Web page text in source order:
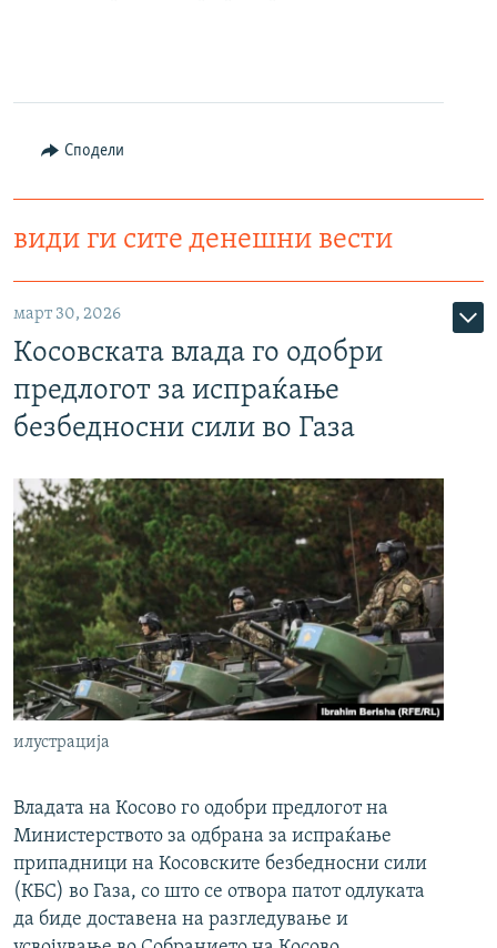
Сподели
види ги сите денешни вести
март 30, 2026
Косовската влада го одобри
предлогот за испраќање
безбедносни сили во Газа
илустрација
Владата на Косово го одобри предлогот на
Министерството за одбрана за испраќање
припадници на Косовските безбедносни сили
(КБС) во Газа, со што се отвора патот одлуката
да биде доставена на разгледување и